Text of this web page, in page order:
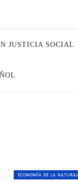
JUSTICIA SOCIAL
ECONOMÍA DE LA